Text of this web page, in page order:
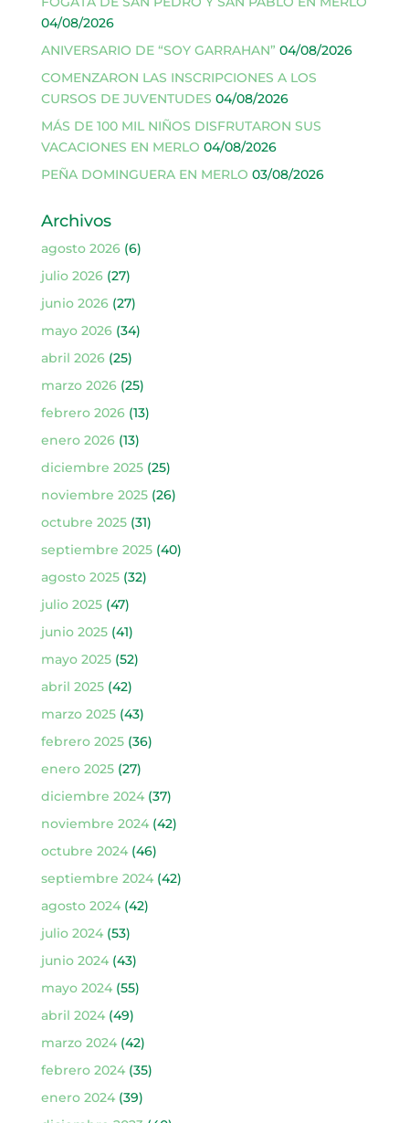
04/08/2026
ANIVERSARIO DE “SOY GARRAHAN” 04/08/2026
COMENZARON LAS INSCRIPCIONES A LOS
CURSOS DE JUVENTUDES 04/08/2026
MÁS DE 100 MIL NIÑOS DISFRUTARON SUS
VACACIONES EN MERLO 04/08/2026
PEÑA DOMINGUERA EN MERLO 03/08/2026
Archivos
agosto 2026(6)
julio 2026(27)
junio 2026(27)
mayo 2026(34)
abril 2026(25)
marzo 2026(25)
febrero 2026(13)
enero 2026(13)
diciembre 2025(25)
noviembre 2025(26)
octubre 2025(31)
septiembre 2025(40)
agosto 2025(32)
julio 2025(47)
junio 2025(41)
mayo 2025(52)
abril 2025(42)
marzo 2025(43)
febrero 2025(36)
enero 2025(27)
diciembre 2024(37)
noviembre 2024(42)
octubre 2024(46)
septiembre 2024(42)
agosto 2024(42)
julio 2024(53)
junio 2024(43)
mayo 2024(55)
abril 2024(49)
marzo 2024(42)
febrero 2024(35)
enero 2024(39)